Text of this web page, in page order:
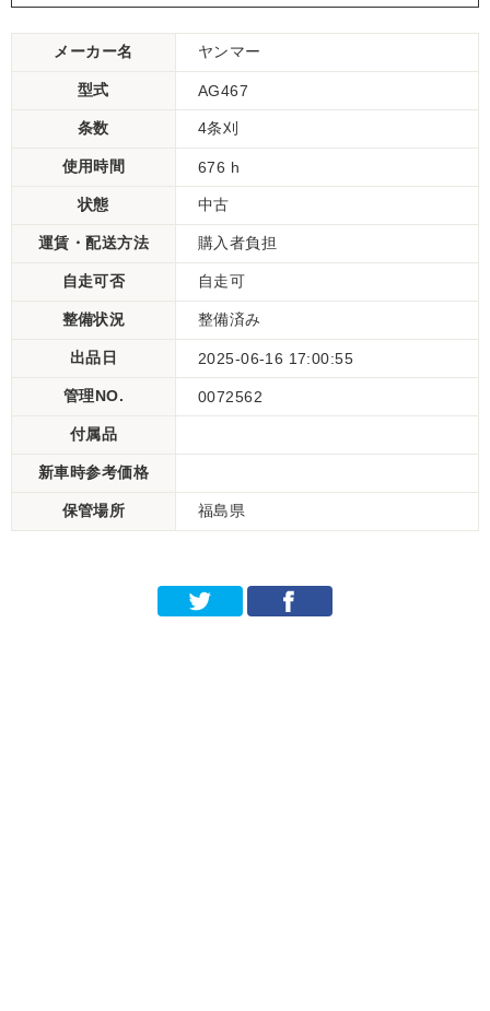
メーカー名 ヤンマー
型式 AG467
条数 4条刈
使用時間 676 h
状態 中古
運賃・配送方法 購入者負担
自走可否 自走可
整備状況 整備済み
出品日 2025-06-16 17:00:55
管理NO. 0072562
付属品
新車時参考価格
保管場所 福島県